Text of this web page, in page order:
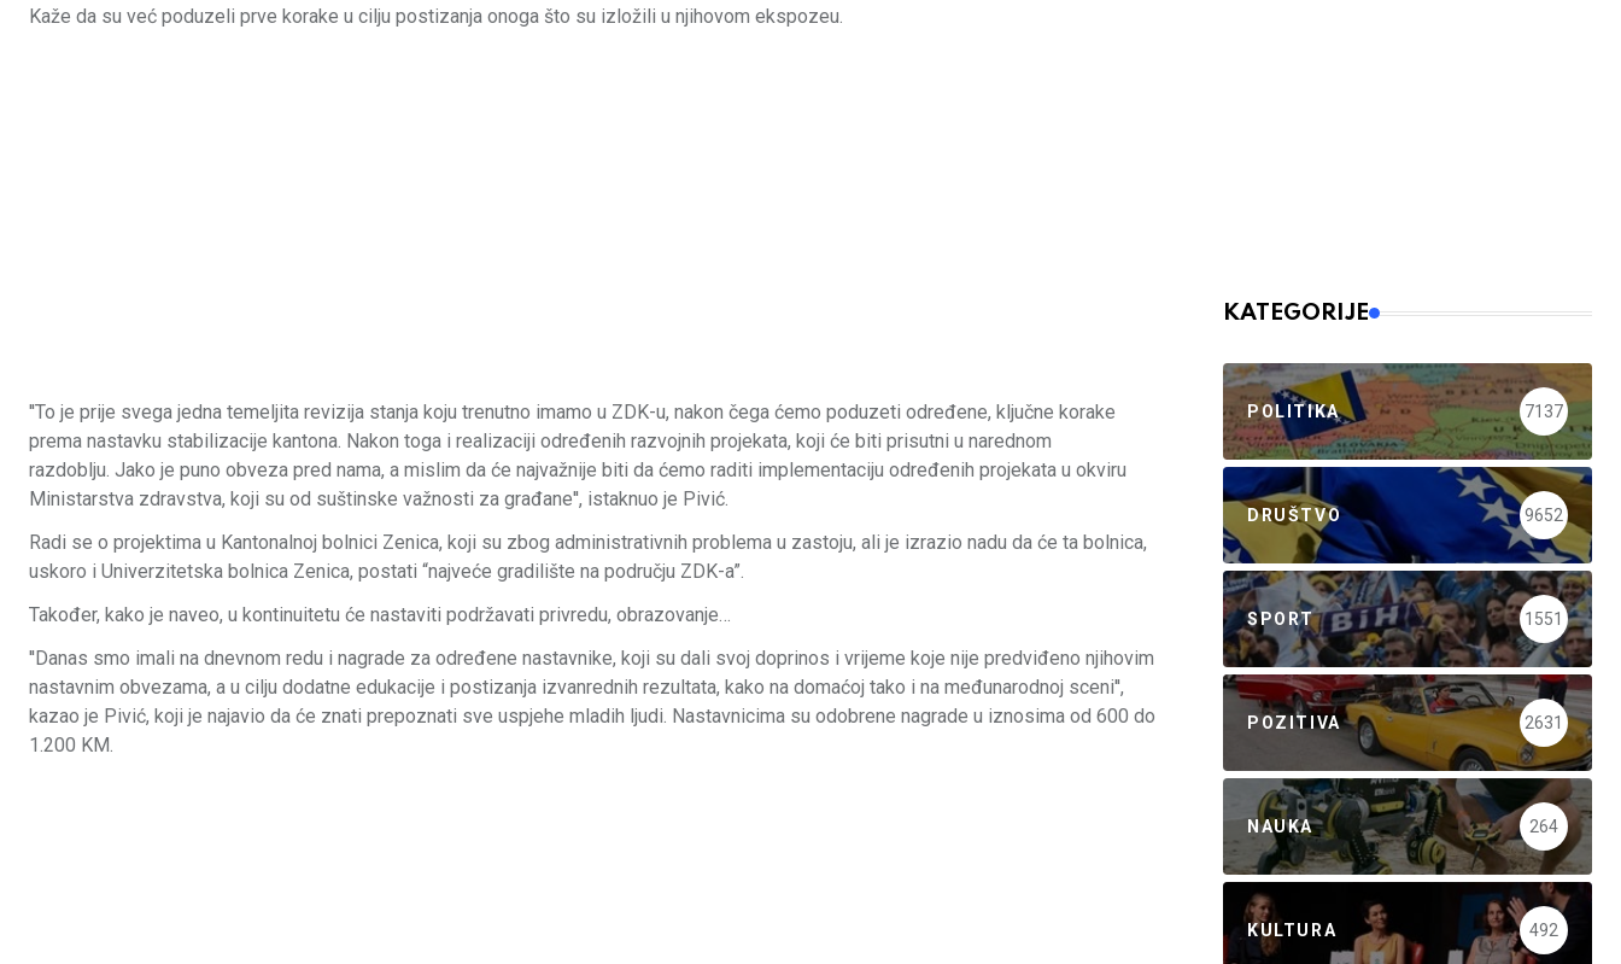
Kaže da su već poduzeli prve korake u cilju postizanja onoga što su izložili u njihovom ekspozeu.
''To je prije svega jedna temeljita revizija stanja koju trenutno imamo u ZDK-u, nakon čega ćemo poduzeti određene, ključne korake
prema nastavku stabilizacije kantona. Nakon toga i realizaciji određenih razvojnih projekata, koji će biti prisutni u narednom
razdoblju. Jako je puno obveza pred nama, a mislim da će najvažnije biti da ćemo raditi implementaciju određenih projekata u okviru
Ministarstva zdravstva, koji su od suštinske važnosti za građane'', istaknuo je Pivić.
Radi se o projektima u Kantonalnoj bolnici Zenica, koji su zbog administrativnih problema u zastoju, ali je izrazio nadu da će ta bolnica,
uskoro i Univerzitetska bolnica Zenica, postati “najveće gradilište na području ZDK-a”.
Također, kako je naveo, u kontinuitetu će nastaviti podržavati privredu, obrazovanje…
''Danas smo imali na dnevnom redu i nagrade za određene nastavnike, koji su dali svoj doprinos i vrijeme koje nije predviđeno njihovim
nastavnim obvezama, a u cilju dodatne edukacije i postizanja izvanrednih rezultata, kako na domaćoj tako i na međunarodnoj sceni'',
kazao je Pivić, koji je najavio da će znati prepoznati sve uspjehe mladih ljudi. Nastavnicima su odobrene nagrade u iznosima od 600 do
1.200 KM.
KATEGORIJE
POLITIKA 7137
DRUŠTVO 9652
SPORT 1551
POZITIVA 2631
NAUKA 264
KULTURA 492